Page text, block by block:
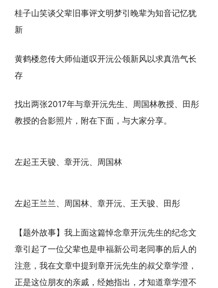
桂子山笑谈父辈旧事评文明梦引晚辈为知音记忆犹
新
黄鹤楼忽传大师仙逝叹开沅公领新风以求真浩气长
存
找出两张2017年与章开沅先生、周国林教授、田彤
教授的合影照片，附在下面，与大家分享。
左起王天骏、章开沅、周国林
左起王兰兰、周国林、章开沅、王天骏、田彤
【题外故事】我上面这篇悼念章开沅先生的纪念文
章引起了一位父辈也是申福新公司老同事的后人的
注意，我在文章中提到章开沅先生的叔父章学澄，
正是这位朋友的亲戚，经她指出，才知道章学澄不